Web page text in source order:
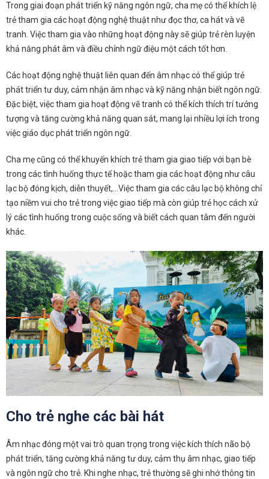
Trong giai đoạn phát triển kỹ năng ngôn ngữ, cha mẹ có thể khích lệ
trẻ tham gia các hoạt động nghệ thuật như đọc thơ, ca hát và vẽ
tranh. Việc tham gia vào những hoạt động này sẽ giúp trẻ rèn luyện
khả năng phát âm và điều chỉnh ngữ điệu một cách tốt hơn.
Các hoạt động nghệ thuật liên quan đến âm nhạc có thể giúp trẻ
phát triển tư duy, cảm nhận âm nhạc và kỹ năng nhận biết ngôn ngữ.
Đặc biệt, việc tham gia hoạt động vẽ tranh có thể kích thích trí tưởng
tượng và tăng cường khả năng quan sát, mang lại nhiều lợi ích trong
việc giáo dục phát triển ngôn ngữ.
Cha mẹ cũng có thể khuyến khích trẻ tham gia giao tiếp với bạn bè
trong các tình huống thực tế hoặc tham gia các hoạt động như câu
lạc bộ đóng kịch, diễn thuyết,…Việc tham gia các câu lạc bộ không chỉ
tạo niềm vui cho trẻ trong việc giao tiếp mà còn giúp trẻ học cách xử
lý các tình huống trong cuộc sống và biết cách quan tâm đến người
khác.
Cho trẻ nghe các bài hát
Âm nhạc đóng một vai trò quan trọng trong việc kích thích não bộ
phát triển, tăng cường khả năng tư duy, cảm thụ âm nhạc, giao tiếp
và ngôn ngữ cho trẻ. Khi nghe nhạc, trẻ thường sẽ ghi nhớ thông tin